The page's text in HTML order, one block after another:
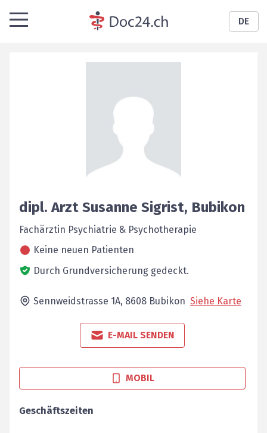
DE
dipl. Arzt Susanne Sigrist, Bubikon
Fachärztin Psychiatrie & Psychotherapie
Keine neuen Patienten
Durch Grundversicherung gedeckt.
Sennweidstrasse 1A, 8608 Bubikon Siehe Karte
E-MAIL SENDEN
MOBIL
Geschäftszeiten